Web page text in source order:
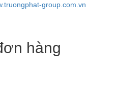
group.com.vn
hàng